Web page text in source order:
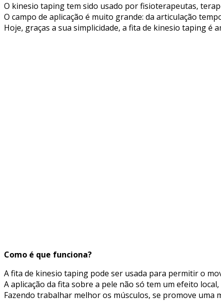
O kinesio taping tem sido usado por fisioterapeutas,
O campo de aplicação é muito grande: da articulação
Hoje, graças a sua simplicidade, a fita de kinesio taping
Como é que funciona?
A fita de kinesio taping pode ser usada para permitir o
A aplicação da fita sobre a pele não só tem um efeito
Fazendo trabalhar melhor os músculos, se promove uma